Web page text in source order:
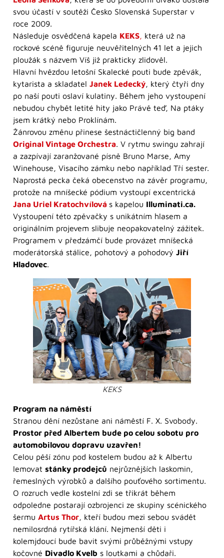
svou účastí v soutěži Česko Slovenská Superstar v
roce 2009.
Následuje osvědčená kapela KEKS, která už na
rockové scéně figuruje neuvěřitelných 41 let a jejich
ploužák s názvem Víš již prakticky zlidověl.
Hlavní hvězdou letošní Skalecké pouti bude zpěvák,
kytarista a skladatel Janek Ledecký, který čtyři dny
po naší pouti oslaví kulatiny. Během jeho vystoupení
nebudou chybět letité hity jako Právě teď, Na ptáky
jsem krátký nebo Proklínám.
Žánrovou změnu přinese šestnáctičlenný big band
Original Vintage Orchestra. V rytmu swingu zahrají
a zazpívají zaranžované písně Bruno Marse, Amy
Winehouse, Visacího zámku nebo například Tří sester.
Naprostá pecka čeká obecenstvo na závěr programu,
protože na mníšecké pódium vystoupí excentrická
Jana Uriel Kratochvílová s kapelou Illuminati.ca.
Vystoupení této zpěvačky s unikátním hlasem a
originálním projevem slibuje neopakovatelný zážitek.
Programem v předzámčí bude provázet mníšecká
moderátorská stálice, pohotový a pohodový Jiří
Hladovec.
KEKS
Program na náměstí
Stranou dění nezůstane ani náměstí F. X. Svobody.
Prostor před Albertem bude po celou sobotu pro
automobilovou dopravu uzavřen!
Celou pěší zónu pod kostelem budou až k Albertu
lemovat stánky prodejců nejrůznějších laskomin,
řemeslných výrobků a dalšího pouťového sortimentu.
O rozruch vedle kostelní zdi se třikrát během
odpoledne postarají ozbrojenci ze skupiny scénického
šermu Artus Thor, kteří budou mezi sebou svádět
nemilosrdná rytířská klání. Nejmenší děti i
kolemjdoucí bude bavit svými průběžnými vstupy
kočovné Divadlo Kvelb s loutkami a chůdaři.